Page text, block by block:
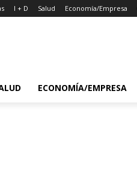
I + D Salud Economía/Empresa
ECONOMÍA/EMPRESA